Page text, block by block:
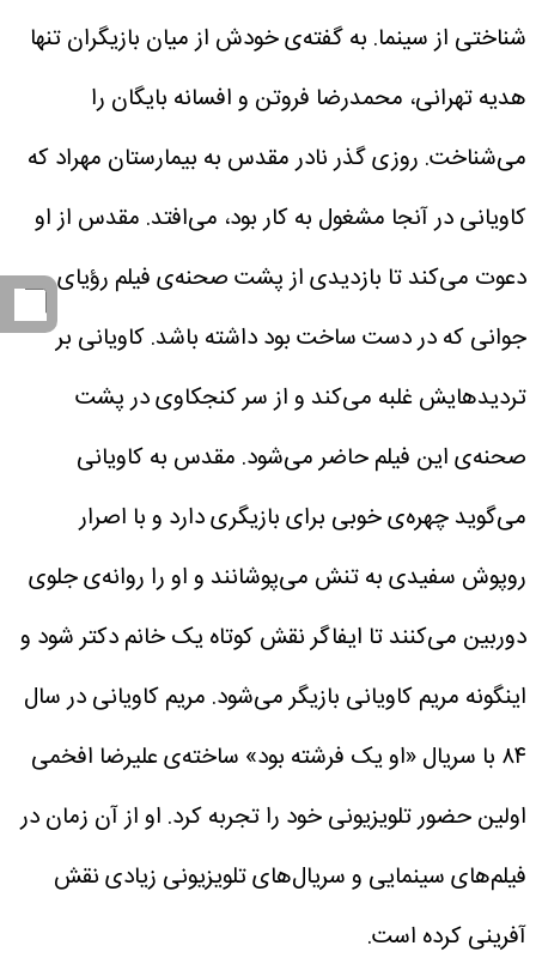
شناختی از سینما. به گفته‌ی خودش از میان بازیگران تنها
هدیه تهرانی، محمدرضا فروتن و افسانه بایگان را
می‌شناخت. روزی گذر نادر مقدس به بیمارستان مهراد که
کاویانی در آنجا مشغول به کار بود، می‌افتد. مقدس از او
دعوت می‌کند تا بازدیدی از پشت صحنه‌ی فیلم رؤیای
جوانی که در دست ساخت بود داشته باشد. کاویانی بر
تردیدهایش غلبه می‌کند و از سر کنجکاوی در پشت
صحنه‌ی این فیلم حاضر می‌شود. مقدس به کاویانی
می‌گوید چهره‌ی خوبی برای بازیگری دارد و با اصرار
روپوش سفیدی به تنش می‌پوشانند و او را روانه‌ی جلوی
دوربین می‌کنند تا ایفاگر نقش کوتاه یک خانم دکتر شود و
اینگونه مریم کاویانی بازیگر می‌شود. مریم کاویانی در سال
۸۴ با سریال «او یک فرشته بود» ساخته‌ی علیرضا افخمی
اولین حضور تلویزیونی خود را تجربه کرد. او از آن زمان در
فیلم‌های سینمایی و سریال‌های تلویزیونی زیادی نقش
آفرینی کرده است.